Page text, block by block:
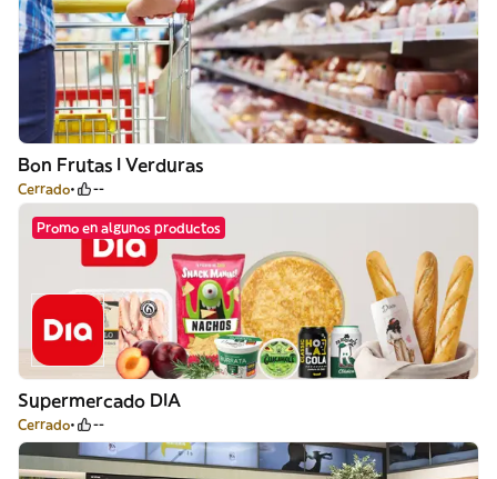
Bon Frutas I Verduras
Cerrado --
Promo en algunos productos
Supermercado DIA
Cerrado --